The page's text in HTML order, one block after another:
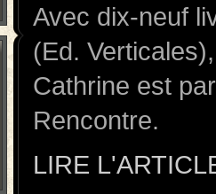
Avec dix-neuf
(Ed.
Cathrine est
Rencontre.
LIRE